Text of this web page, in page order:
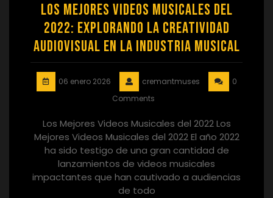
Los Mejores Videos Musicales del
2022: Explorando la Creatividad
Audiovisual en la Industria Musical
06 enero 2026 cremantmuses
0
Comments
Los Mejores Videos Musicales del 2022 Los
Mejores Videos Musicales del 2022 El año 2022
ha sido testigo de una gran cantidad de
lanzamientos de videos musicales
impactantes que han cautivado a audiencias
de todo